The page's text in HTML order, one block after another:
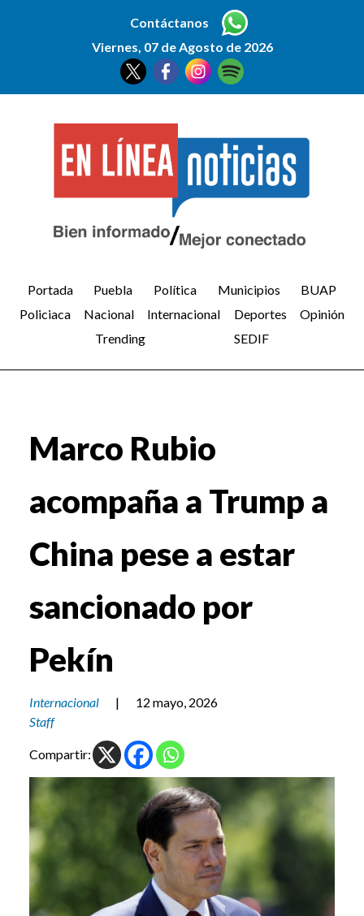
Contáctanos
Viernes, 07 de Agosto de 2026
Portada Puebla Política Municipios
BUAP
Policiaca
Nacional Internacional Deportes
Opinión
Trending
SEDIF
Marco Rubio
acompaña a Trump a
China pese a estar
sancionado por
Pekín
Internacional |
12 mayo, 2026
Staff
Compartir: